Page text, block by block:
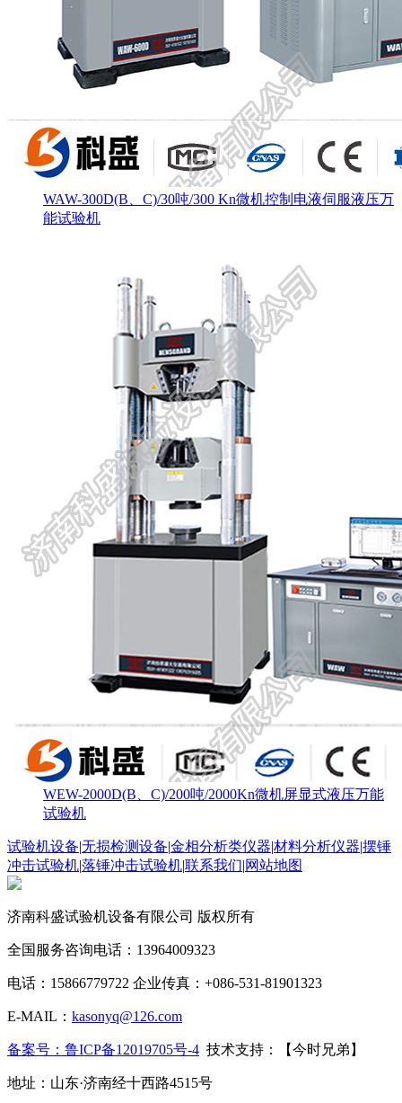
WAW-300D(B、C)/30吨/300 Kn微机控制电液伺服液压万
能试验机
WEW-2000D(B、C)/200吨/2000Kn微机屏显式液压万能
试验机
试验机设备|无损检测设备|金相分析类仪器|材料分析仪器|摆锤
冲击试验机|落锤冲击试验机|联系我们|网站地图
济南科盛试验机设备有限公司 版权所有
全国服务咨询电话：13964009323
电话：15866779722 企业传真：+086-531-81901323
E-MAIL： kasonyq@126.com
备案号：鲁ICP备12019705号-4 技术支持：【今时兄弟】
地址：山东·济南经十西路4515号